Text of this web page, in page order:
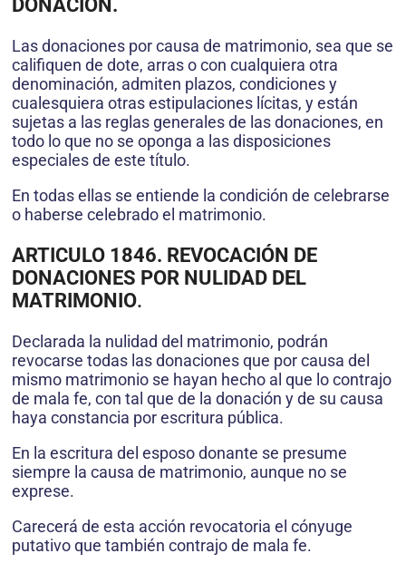
DONACIÓN.
Las donaciones por causa de matrimonio, sea que se
califiquen de dote, arras o con cualquiera otra
denominación, admiten plazos, condiciones y
cualesquiera otras estipulaciones lícitas, y están
sujetas a las reglas generales de las donaciones, en
todo lo que no se oponga a las disposiciones
especiales de este título.
En todas ellas se entiende la condición de celebrarse
o haberse celebrado el matrimonio.
ARTICULO 1846. REVOCACIÓN DE
DONACIONES POR NULIDAD DEL
MATRIMONIO.
Declarada la nulidad del matrimonio, podrán
revocarse todas las donaciones que por causa del
mismo matrimonio se hayan hecho al que lo contrajo
de mala fe, con tal que de la donación y de su causa
haya constancia por escritura pública.
En la escritura del esposo donante se presume
siempre la causa de matrimonio, aunque no se
exprese.
Carecerá de esta acción revocatoria el cónyuge
putativo que también contrajo de mala fe.